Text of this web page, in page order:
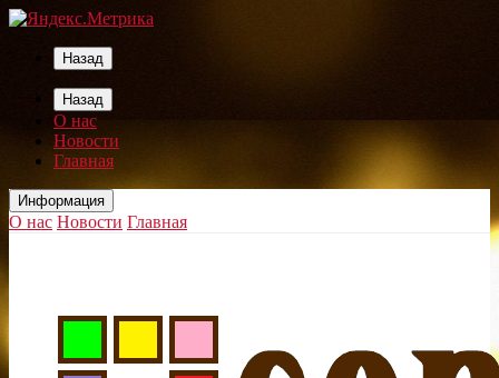
Назад
Назад
О нас
Новости
Главная
Информация
О нас Новости Главная